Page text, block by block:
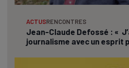
ACTUSRENCONTRES
Jean-Claude Defossé : «
journalisme avec un esprit